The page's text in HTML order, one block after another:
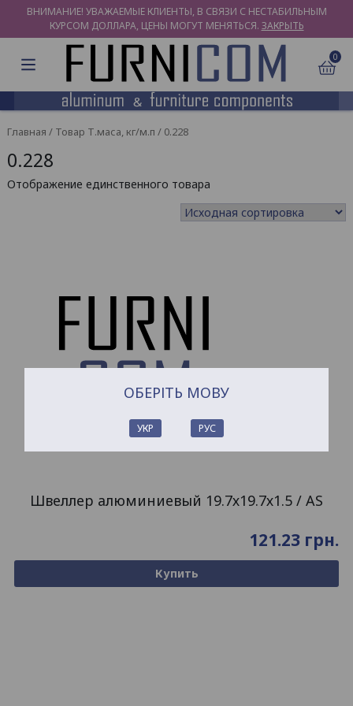
ВНИМАНИЕ! УВАЖАЕМЫЕ КЛИЕНТЫ, В СВЯЗИ С НЕСТАБИЛЬНЫМ
КУРСОМ ДОЛЛАРА, ЦЕНЫ МОГУТ МЕНЯТЬСЯ. ЗАКРЫТЬ
0
Главная / Товар Т.маса, кг/м.п / 0.228
0.228
Отображение единственного товара
Швеллер алюминиевый 19.7х19.7х1.5 / AS
121.23 грн.
Купить
ОБЕРІТЬ МОВУ
УКР РУС